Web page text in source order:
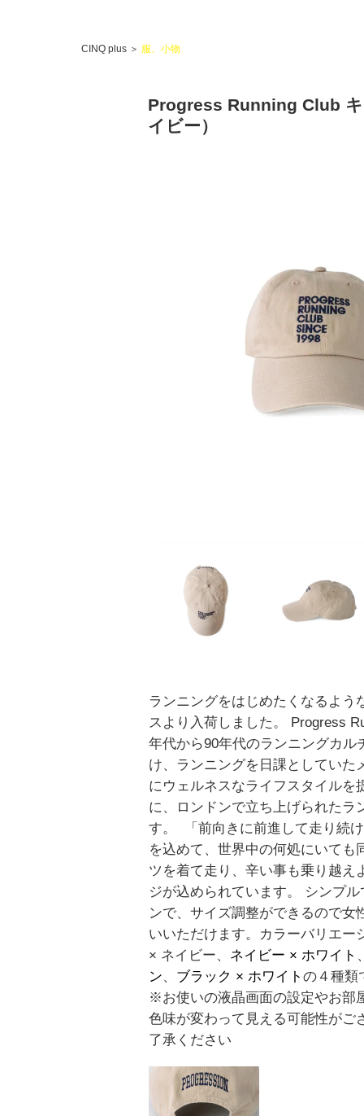
CINQ plus ＞ 服、小物
Progress Running Club
イビー）
ランニングをはじめたくなるよう
スより入荷しました。 Progress
年代から90年代のランニングカル
け、ランニングを日課としていた
にウェルネスなライフスタイルを
に、ロンドンで立ち上げられたラ
す。 「前向きに前進して走り続
を込めて、世界中の何処にいても
ツを着て走り、辛い事も乗り越え
ジが込められています。 シンプ
ンで、サイズ調整ができるので女
いいただけます。カラーバリエー
× ネイビー、 ネイビー × ホワイト
ン、 ブラック × ホワイト の４種類
※お使いの液晶画面の設定やお部
色味が変わって見える可能性がご
了承ください